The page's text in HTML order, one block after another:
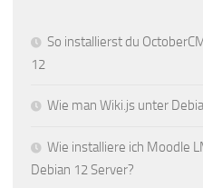
So installierst du
12
Wie man Wiki.js unter
Wie installiere ich Moodle
Debian 12 Server?